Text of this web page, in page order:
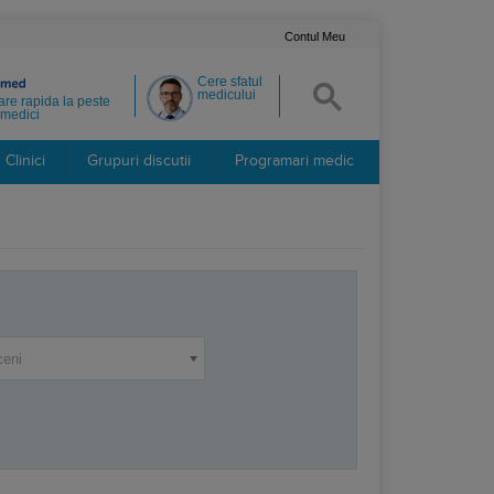
Contul Meu
Cere sfatul
medicului
rapida la peste
Clinici Grupuri discutii Programari medic